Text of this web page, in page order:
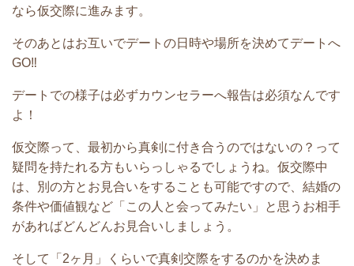
なら仮交際に進みます。
そのあとはお互いでデートの日時や場所を決めてデートへ
GO‼
デートでの様子は必ずカウンセラーへ報告は必須なんです
よ！
仮交際って、最初から真剣に付き合うのではないの？って
疑問を持たれる方もいらっしゃるでしょうね。仮交際中
は、別の方とお見合いをすることも可能ですので、結婚の
条件や価値観など「この人と会ってみたい」と思うお相手
があればどんどんお見合いしましょう。
そして「2ヶ月」くらいで真剣交際をするのかを決めま